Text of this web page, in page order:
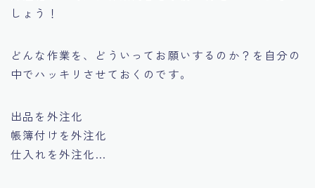
しょう！
どんな作業を、どういってお願いするのか？を自分の
中でハッキリさせておくのです。
出品を外注化
帳簿付けを外注化
仕入れを外注化…